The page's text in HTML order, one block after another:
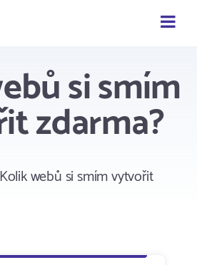
si smím
zdarma?
webů si smím vytvořit